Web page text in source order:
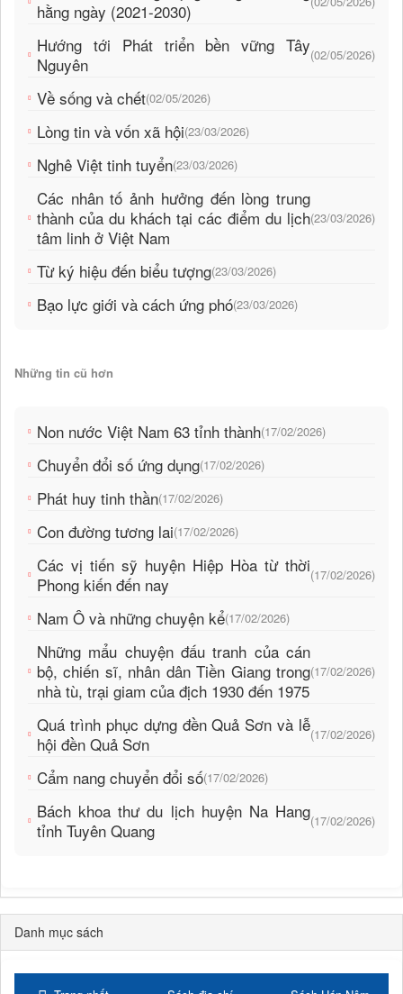
hằng ngày (2021-2030)
Hướng tới Phát triển bền vững Tây
Nguyên
(02/05/2026)
Về sống và chết(02/05/2026)
Lòng tin và vốn xã hội(23/03/2026)
Nghê Việt tinh tuyển(23/03/2026)
Các nhân tố ảnh hưởng đến lòng trung
thành của du khách tại các điểm du lịch
tâm linh ở Việt Nam
(23/03/2026)
Từ ký hiệu đến biểu tượng(23/03/2026)
Bạo lực giới và cách ứng phó(23/03/2026)
Những tin cũ hơn
Non nước Việt Nam 63 tỉnh thành(17/02/2026)
Chuyển đổi số ứng dụng(17/02/2026)
Phát huy tinh thần(17/02/2026)
Con đường tương lai(17/02/2026)
Các vị tiến sỹ huyện Hiệp Hòa từ thời
Phong kiến đến nay
(17/02/2026)
Nam Ô và những chuyện kể(17/02/2026)
Những mẩu chuyện đấu tranh của cán
bộ, chiến sĩ, nhân dân Tiền Giang trong
nhà tù, trại giam của địch 1930 đến 1975
(17/02/2026)
Quá trình phục dựng đền Quả Sơn và lễ
hội đền Quả Sơn
(17/02/2026)
Cẩm nang chuyển đổi số(17/02/2026)
Bách khoa thư du lịch huyện Na Hang
tỉnh Tuyên Quang
(17/02/2026)
Danh mục sách